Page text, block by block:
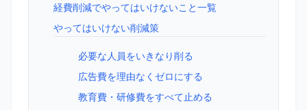
経費削減でやってはいけないこと一覧
やってはいけない削減策
必要な人員をいきなり削る
広告費を理由なくゼロにする
教育費・研修費をすべて止める